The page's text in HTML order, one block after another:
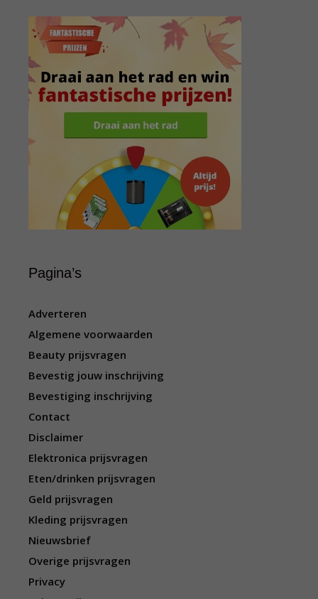
Pagina’s
Adverteren
Algemene voorwaarden
Beauty prijsvragen
Bevestig jouw inschrijving
Bevestiging inschrijving
Contact
Disclaimer
Elektronica prijsvragen
Eten/drinken prijsvragen
Geld prijsvragen
Kleding prijsvragen
Nieuwsbrief
Overige prijsvragen
Privacy